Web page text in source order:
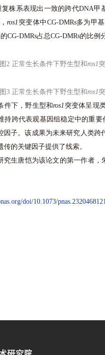
复株系表现出一致的跨代DNA
ros1 突变体中CG-DMRs多为甲
CG-DMRs占总CG-DMRs的比例
图2 正常生长条件下野生型和ros1
图3 正常生长条件下野生型和ros1
件下，野生型和ros1 突变体呈现
持跨代表观基因组稳定中的重
因子。该成果为未来研究人类
的关键因子提供了线索。
究生唐恺为该论文的第一作者
doi/10.1073/pnas.2320468121